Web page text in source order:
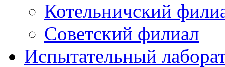
Котельничский
Советский филиал
Испытательный